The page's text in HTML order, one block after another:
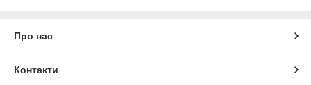
Про нас
Контакти